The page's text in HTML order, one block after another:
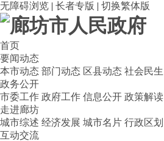
无障碍浏览 | 长者专版 | 切换繁体版
首页
要闻动态
本市动态 部门动态 区县动态 社会民生
政务公开
市委工作 政府工作 信息公开 政策解读
走进廊坊
城市综述 经济发展 城市名片 行政区划
互动交流